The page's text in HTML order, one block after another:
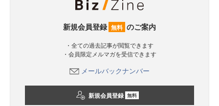
新規会員登録 無料 のご案内
・全ての過去記事が閲覧できます
・会員限定メルマガを受信できます
メールバックナンバー
新規会員登録 無料